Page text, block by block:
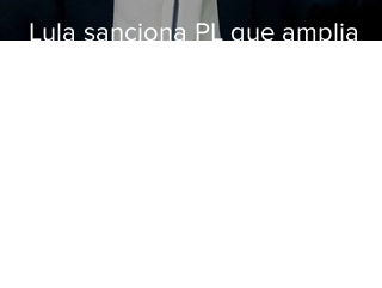
Lula sanciona PL que amplia